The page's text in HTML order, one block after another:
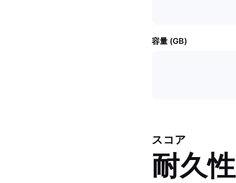
容量 (GB)
スコア
耐久性